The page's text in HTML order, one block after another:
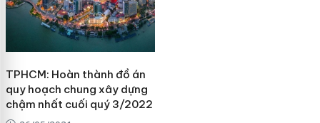
TPHCM: Hoàn thành đồ án
quy hoạch chung xây dựng
chậm nhất cuối quý 3/2022